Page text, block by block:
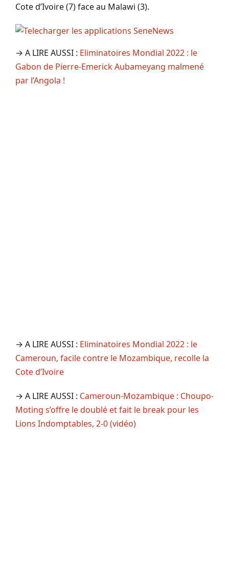
Cote d’Ivoire (7) face au Malawi (3).
→ A LIRE AUSSI : Eliminatoires Mondial 2022 : le
Gabon de Pierre-Emerick Aubameyang malmené
par l’Angola !
→ A LIRE AUSSI : Eliminatoires Mondial 2022 : le
Cameroun, facile contre le Mozambique, recolle la
Cote d’Ivoire
→ A LIRE AUSSI : Cameroun-Mozambique : Choupo-
Moting s’offre le doublé et fait le break pour les
Lions Indomptables, 2-0 (vidéo)